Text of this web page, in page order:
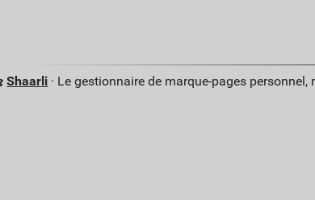
Shaarli · Le gestionnaire de marque-pages